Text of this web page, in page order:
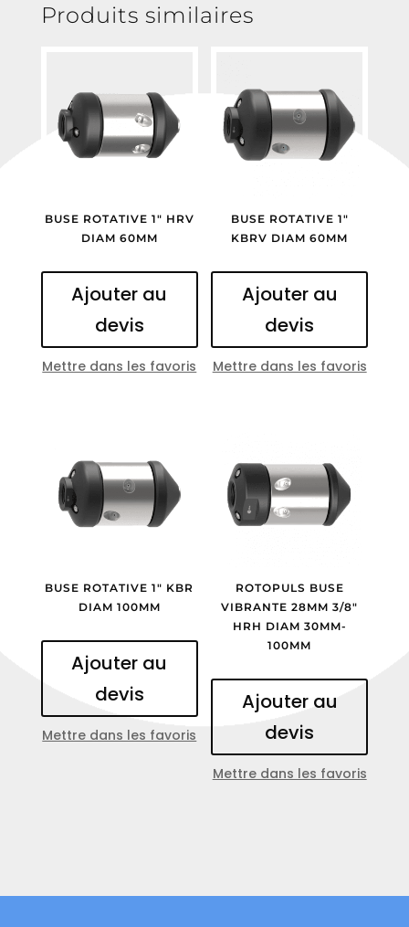
Produits similaires
BUSE ROTATIVE 1″ HRV
DIAM 60MM
Ajouter au
devis
Mettre dans les favoris
BUSE ROTATIVE 1″
KBRV DIAM 60MM
Ajouter au
devis
Mettre dans les favoris
BUSE ROTATIVE 1″ KBR
DIAM 100MM
Ajouter au
devis
Mettre dans les favoris
ROTOPULS BUSE
VIBRANTE 28MM 3/8″
HRH DIAM 30MM-
100MM
Ajouter au
devis
Mettre dans les favoris